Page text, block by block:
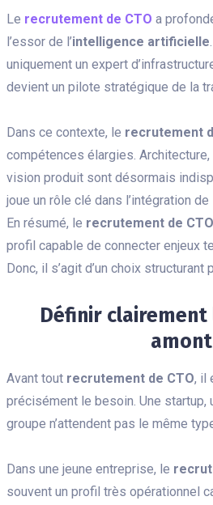
Le recrutement de CTO a
l’essor de l’intelligence artificielle
uniquement un expert
devient un pilote stratégique de la
Dans ce contexte, le recrutement
compétences élargies.
vision produit sont désormais
joue un rôle clé dans l’intégration
En résumé, le recrutement de CTO
profil capable de connecter enjeux
Donc, il s’agit d’un choix structurant
Définir clairement
amont
Avant tout recrutement de CTO, il
précisément le besoin. Une startup,
groupe n’attendent pas le même
Dans une jeune entreprise, le
souvent un profil très opérationnel